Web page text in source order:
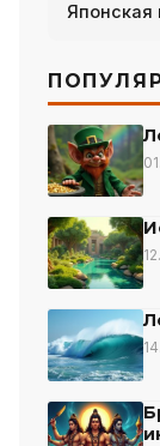
Японская